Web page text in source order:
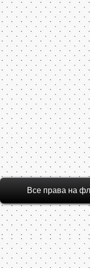
Все права на